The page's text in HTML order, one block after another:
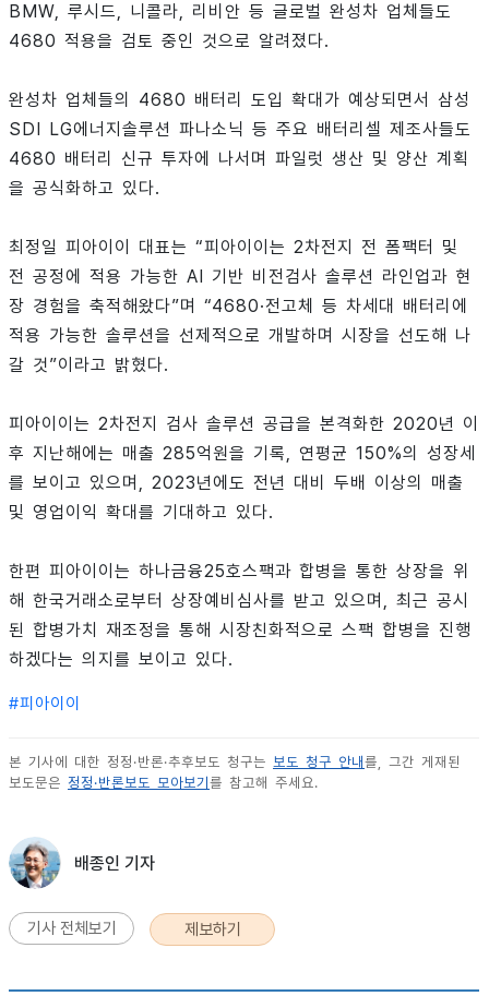
BMW, 루시드, 니콜라, 리비안 등 글로벌 완성차 업체들도
4680 적용을 검토 중인 것으로 알려졌다.
완성차 업체들의 4680 배터리 도입 확대가 예상되면서 삼성
SDI LG에너지솔루션 파나소닉 등 주요 배터리셀 제조사들도
4680 배터리 신규 투자에 나서며 파일럿 생산 및 양산 계획
을 공식화하고 있다.
최정일 피아이이 대표는 “피아이이는 2차전지 전 폼팩터 및
전 공정에 적용 가능한 AI 기반 비전검사 솔루션 라인업과 현
장 경험을 축적해왔다”며 “4680·전고체 등 차세대 배터리에
적용 가능한 솔루션을 선제적으로 개발하며 시장을 선도해 나
갈 것”이라고 밝혔다.
피아이이는 2차전지 검사 솔루션 공급을 본격화한 2020년 이
후 지난해에는 매출 285억원을 기록, 연평균 150%의 성장세
를 보이고 있으며, 2023년에도 전년 대비 두배 이상의 매출
및 영업이익 확대를 기대하고 있다.
한편 피아이이는 하나금융25호스팩과 합병을 통한 상장을 위
해 한국거래소로부터 상장예비심사를 받고 있으며, 최근 공시
된 합병가치 재조정을 통해 시장친화적으로 스팩 합병을 진행
하겠다는 의지를 보이고 있다.
#피아이이
본 기사에 대한 정정·반론·추후보도 청구는 보도 청구 안내 를, 그간 게재된
보도문은 정정·반론보도 모아보기 를 참고해 주세요.
배종인 기자
기사 전체보기 제보하기